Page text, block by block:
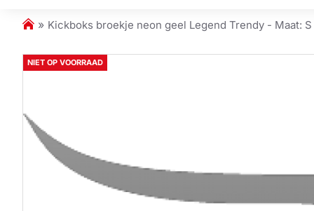
h
m
e
Kickboks broekje neon geel Legend Trendy - Maat: S
NIET OP VOORRAAD